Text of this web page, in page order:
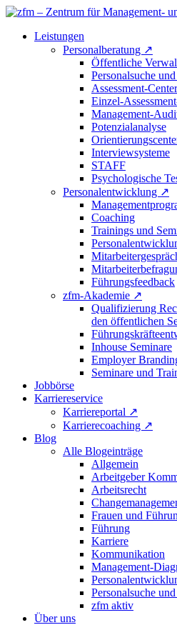
Leistungen
Personalberatung ↗
Öffentliche
Personalsuche
Assessment-Center
Einzel-
Management-
Potenzialanalyse
Interviewsysteme
STAFF
Psychologische
Personalentwicklung ↗
Coaching
Trainings und
Führungsfeedback
zfm-Akademie ↗
Qualifizierung
den öffentlichen
Inhouse Seminare
Employer
Seminare und
Jobbörse
Karriereservice
Karriereportal ↗
Karrierecoaching ↗
Blog
Alle Blogeinträge
Allgemein
Arbeitgeber
Arbeitsrecht
Frauen und
Führung
Karriere
Kommunikation
Management-
Personalsuche
zfm aktiv
Über uns